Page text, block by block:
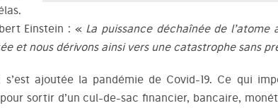
Einstein : « La puissance déchaînée de l’atome
et nous dérivons ainsi vers une catastrophe sans
ajoutée la pandémie de Covid-19. Ce qui
sortir d’un cul-de-sac financier, bancaire,